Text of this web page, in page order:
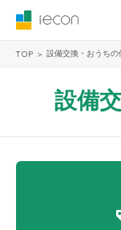
TOP 設備交換・おうちの
設備